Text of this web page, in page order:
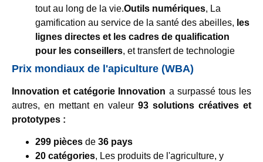
tout au long de la vie.Outils numériques, La
gamification au service de la santé des abeilles, les
lignes directes et les cadres de qualification
pour les conseillers, et transfert de technologie
Prix mondiaux de l'apiculture (WBA)
Innovation et catégorie Innovation a surpassé tous les
autres, en mettant en valeur 93 solutions créatives et
prototypes :
299 pièces de 36 pays
20 catégories, Les produits de l'agriculture, y